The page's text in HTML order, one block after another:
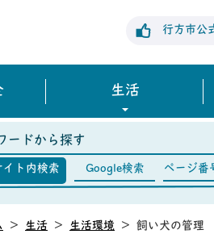
行方市公
生活
ードから探す
イト内検索 Google検索 ページ番
> 生活 > 生活環境 > 飼い犬の管理